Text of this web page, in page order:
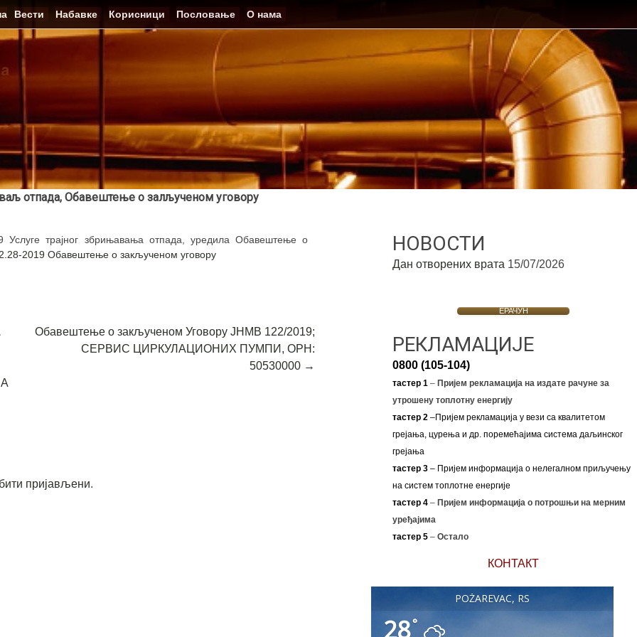
Вести Набавке Корисници Пословање О нама
отпада, Обавештење о залљученом уговору
трајног збрињавања отпада, уредила Обавештење о
2019 Обавештење о закљученом уговору
Обавештење о закљученом Уговору ЈНМВ 122/2019;
СЕРВИС ЦИРКУЛАЦИОНИХ ПУМПИ, ОРН:
50530000 →
бити пријављени.
НОВОСТИ
Дан отворених врата 15/07/2026
ЕРАЧУН
РЕКЛАМАЦИЈЕ
0800 (105-104)
тастер 1–Пријем рекламација на издате рачуне за
утрошену топлотну енергију
тастер 2–Пријем рекламација у вези са квалитетом
грејања, цурења и др. поремећајима система даљинског
грејања
тастер 3– Пријем информација о нелегалном приључењу
на систем топлотне енергије
тастер 4 – Пријем информација о потрошњи на мерним
уређајима
тастер 5 – Остало
КОНТАКТ
POŽAREVAC, RS
28°